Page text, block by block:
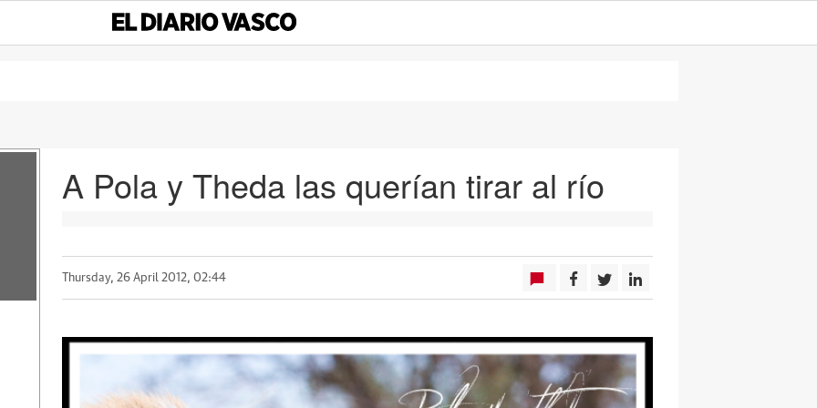
A Pola y Theda las querían tirar al río
Thursday, 26 April 2012, 02:44